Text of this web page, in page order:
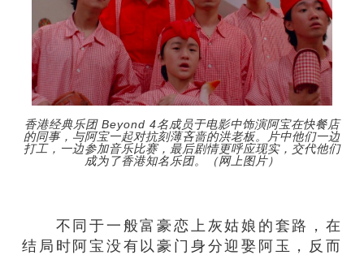
香港经典乐团 Beyond 4名成员于电影中饰演阿宝在快餐店
的同事，与阿宝一起对抗刻薄吝啬的洪老板。片中他们一边
打工，一边参加音乐比赛，最后剧情更呼应现实，交代他们
成为了香港知名乐团。（网上图片）
不同于一般富豪恋上灰姑娘的套路，在
结局时阿宝没有以豪门身分迎娶阿玉，反而